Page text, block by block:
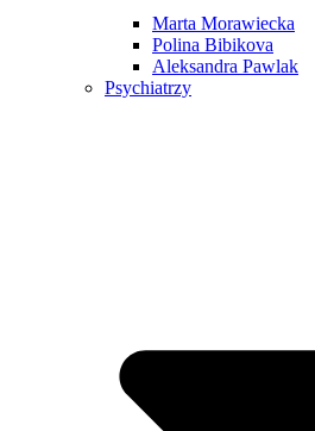
Marta Morawiecka
Polina Bibikova
Aleksandra Pawlak
Psychiatrzy